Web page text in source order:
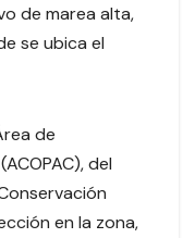
de marea alta,
se ubica el
de
del
en la zona,